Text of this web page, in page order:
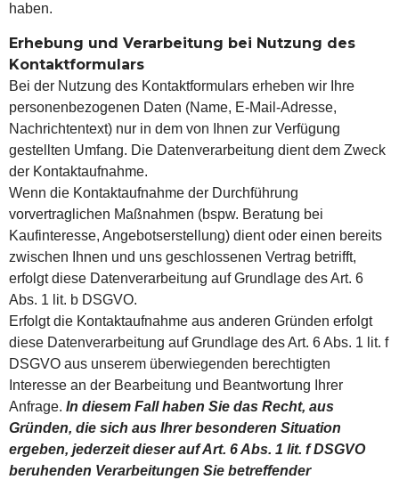
haben.
Erhebung und Verarbeitung bei Nutzung des
Kontaktformulars
Bei der Nutzung des Kontaktformulars erheben wir Ihre
personenbezogenen Daten (Name, E-Mail-Adresse,
Nachrichtentext) nur in dem von Ihnen zur Verfügung
gestellten Umfang. Die Datenverarbeitung dient dem Zweck
der Kontaktaufnahme.
Wenn die Kontaktaufnahme der Durchführung
vorvertraglichen Maßnahmen (bspw. Beratung bei
Kaufinteresse, Angebotserstellung) dient oder einen bereits
zwischen Ihnen und uns geschlossenen Vertrag betrifft,
erfolgt diese Datenverarbeitung auf Grundlage des Art. 6
Abs. 1 lit. b DSGVO.
Erfolgt die Kontaktaufnahme aus anderen Gründen erfolgt
diese Datenverarbeitung auf Grundlage des Art. 6 Abs. 1 lit. f
DSGVO aus unserem überwiegenden berechtigten
Interesse an der Bearbeitung und Beantwortung Ihrer
Anfrage. In diesem Fall haben Sie das Recht, aus
Gründen, die sich aus Ihrer besonderen Situation
ergeben, jederzeit dieser auf Art. 6 Abs. 1 lit. f DSGVO
beruhenden Verarbeitungen Sie betreffender